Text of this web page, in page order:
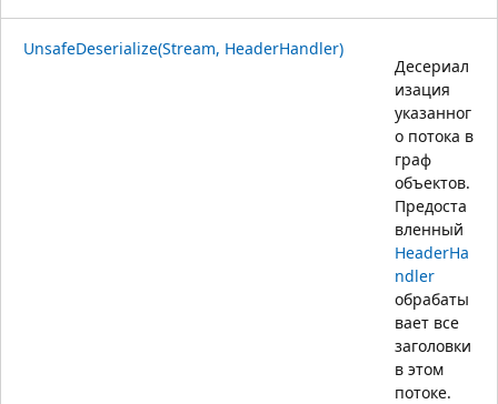
UnsafeDeserialize(Stream, HeaderHandler)
Десериал
изация
указанног
о потока в
граф
объектов.
Предоста
вленный
HeaderHa
ndler
обрабаты
вает все
заголовки
в этом
потоке.